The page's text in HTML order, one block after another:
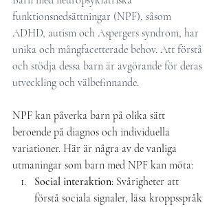
funktionsnedsättningar (NPF), såsom
ADHD, autism och Aspergers syndrom, har
unika och mångfacetterade behov. Att förstå
och stödja dessa barn är avgörande för deras
utveckling och välbefinnande.
NPF kan påverka barn på olika sätt
beroende på diagnos och individuella
variationer. Här är några av de vanliga
utmaningar som barn med NPF kan möta:
Social interaktion: Svårigheter att
förstå sociala signaler, läsa kroppsspråk